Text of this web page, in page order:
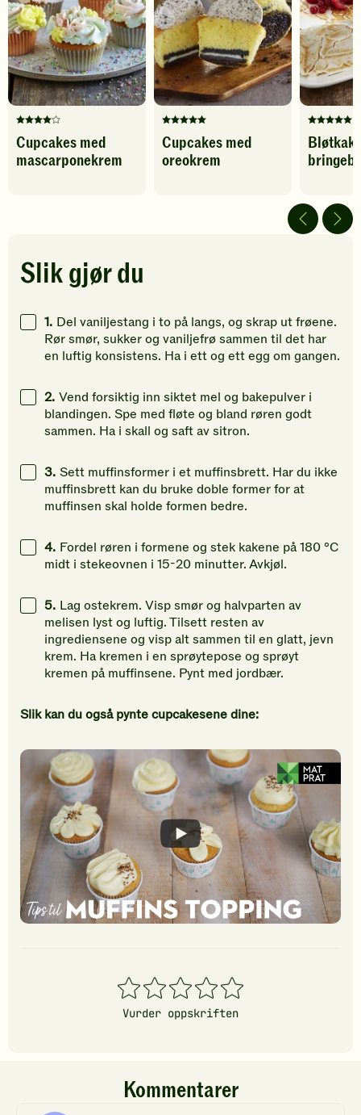
Karbohydrater
753g
Denne
oppskriften
har
Klikk
for
gi
din
vurdering.
Cupcakes med
mascarponekrem
til
favoritter
Denne
oppskriften
har
din
vurdering.
Cupcakes med
oreokrem
til
favoritter
Denne
har
av
5
din
Slik gjør du
1. Del vaniljestang i to på langs, og skrap ut frøene.
Rør smør, sukker og vaniljefrø sammen til det har
en luftig konsistens. Ha i ett og ett egg om gangen.
2. Vend forsiktig inn siktet mel og bakepulver i
blandingen. Spe med fløte og bland røren godt
sammen. Ha i skall og saft av sitron.
3. Sett muffinsformer i et muffinsbrett. Har du ikke
muffinsbrett kan du bruke doble former for at
muffinsen skal holde formen bedre.
4. Fordel røren i formene og stek kakene på 180 °C
midt i stekeovnen i 15-20 minutter. Avkjøl.
5. Lag ostekrem. Visp smør og halvparten av
melisen lyst og luftig. Tilsett resten av
ingrediensene og visp alt sammen til en glatt, jevn
krem. Ha kremen i en sprøytepose og sprøyt
kremen på muffinsene. Pynt med jordbær.
Slik kan du også pynte cupcakesene dine:
1
stjerner
2
stjerner
3
stjerner
4
stjerner
5
stjerner
Vurder oppskriften
Kommentarer